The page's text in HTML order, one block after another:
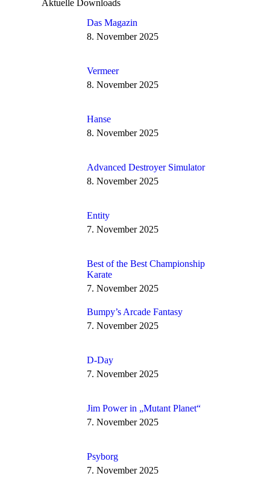
Aktuelle Downloads
Das Magazin
8. November 2025
Vermeer
8. November 2025
Hanse
8. November 2025
Advanced Destroyer Simulator
8. November 2025
Entity
7. November 2025
Best of the Best Championship
Karate
7. November 2025
Bumpy’s Arcade Fantasy
7. November 2025
D-Day
7. November 2025
Jim Power in „Mutant Planet“
7. November 2025
Psyborg
7. November 2025